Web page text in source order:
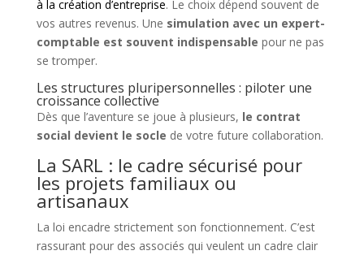
à la création d’entreprise. Le choix dépend souvent de
vos autres revenus. Une simulation avec un expert-
comptable est souvent indispensable pour ne pas
se tromper.
Les structures pluripersonnelles : piloter une
croissance collective
Dès que l’aventure se joue à plusieurs, le contrat
social devient le socle de votre future collaboration.
La SARL : le cadre sécurisé pour
les projets familiaux ou
artisanaux
La loi encadre strictement son fonctionnement. C’est
rassurant pour des associés qui veulent un cadre clair